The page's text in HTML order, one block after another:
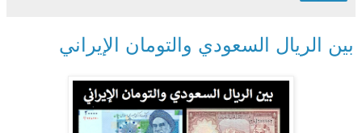
بين الريال السعودي والتومان الإيراني